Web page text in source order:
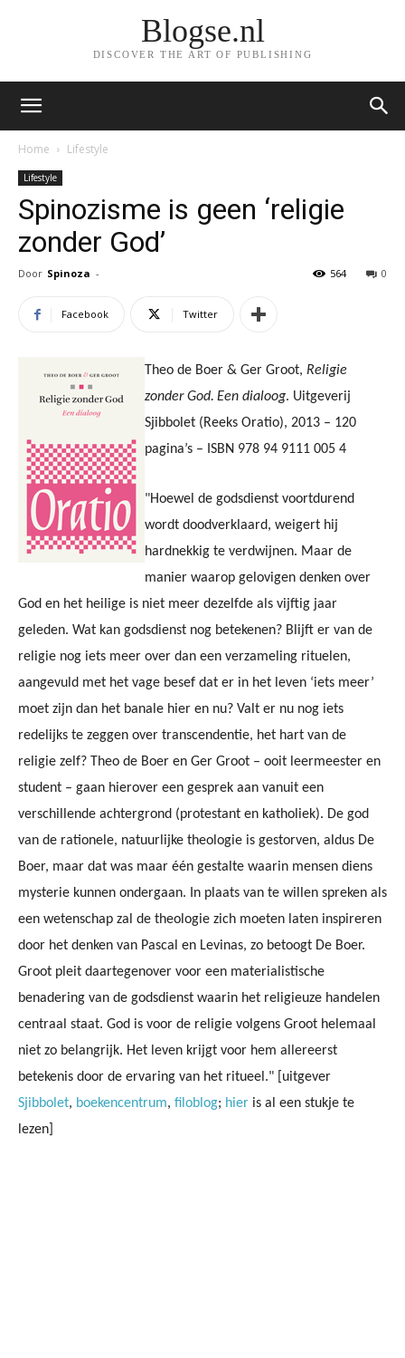
Blogse.nl
DISCOVER THE ART OF PUBLISHING
Home Lifestyle
Lifestyle
Spinozisme is geen ‘religie
zonder God’
Door Spinoza - 0
564
Facebook Twitter
Theo de Boer & Ger Groot, Religie
zonder God. Een dialoog. Uitgeverij
Sjibbolet (Reeks Oratio), 2013 – 120
pagina’s – ISBN 978 94 9111 005 4
"Hoewel de godsdienst voortdurend
wordt doodverklaard, weigert hij
hardnekkig te verdwijnen. Maar de
manier waarop gelovigen denken over
God en het heilige is niet meer dezelfde als vijftig jaar
geleden. Wat kan godsdienst nog betekenen? Blijft er van de
religie nog iets meer over dan een verzameling rituelen,
aangevuld met het vage besef dat er in het leven ‘iets meer’
moet zijn dan het banale hier en nu? Valt er nu nog iets
redelijks te zeggen over transcendentie, het hart van de
religie zelf? Theo de Boer en Ger Groot – ooit leermeester en
student – gaan hierover een gesprek aan vanuit een
verschillende achtergrond (protestant en katholiek). De god
van de rationele, natuurlijke theologie is gestorven, aldus De
Boer, maar dat was maar één gestalte waarin mensen diens
mysterie kunnen ondergaan. In plaats van te willen spreken als
een wetenschap zal de theologie zich moeten laten inspireren
door het denken van Pascal en Levinas, zo betoogt De Boer.
Groot pleit daartegenover voor een materialistische
benadering van de godsdienst waarin het religieuze handelen
centraal staat. God is voor de religie volgens Groot helemaal
niet zo belangrijk. Het leven krijgt voor hem allereerst
betekenis door de ervaring van het ritueel." [uitgever
Sjibbolet, boekencentrum, filoblog; hier is al een stukje te
lezen]